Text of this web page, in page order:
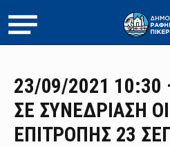
23/09/2021
ΣΕ ΣΥΝΕΔΡΙΑΣΗ
ΕΠΙΤΡΟΠΗΣ 23